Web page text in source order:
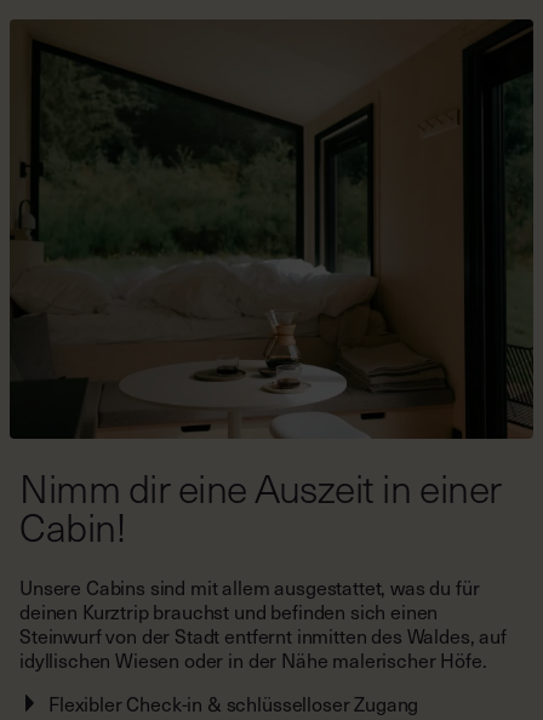
Buchungszeitraum. Er kann nur auf die flexible Rate
angewendet werden und gilt für keine Extras Er kann nicht
nachträglich für bereits bestehende Buchungen eingelöst
werden und ist nicht an Tagen mit Festpreisen anwendbar
(Weihnachten, Silvester, Valentinstag, Ostern, Christi
Himmelfahrt, Pfingsten oder Tag der Deutschen Einheit).
Der Code ist mit Raus Gutscheinen kombinierbar, jedoch
nicht mit anderen Promocodes.
Nimm dir eine Auszeit in einer
Cabin!
Unsere Cabins sind mit allem ausgestattet, was du für
deinen Kurztrip brauchst und befinden sich einen
Steinwurf von der Stadt entfernt inmitten des Waldes, auf
idyllischen Wiesen oder in der Nähe malerischer Höfe.
Flexibler Check-in & schlüsselloser Zugang